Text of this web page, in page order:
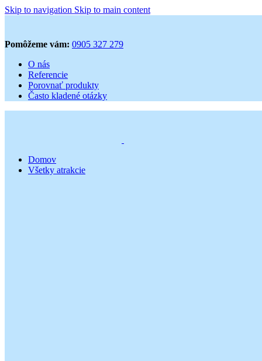
Skip to navigation Skip to main content
Pomôžeme vám: 0905 327 279
O nás
Referencie
Porovnať produkty
Často kladené otázky
Domov
Všetky atrakcie